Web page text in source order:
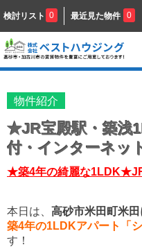
検討リスト 0 最近見た物件 0
物件紹介
★JR宝殿駅・築浅
付・インターネッ
★築4年の綺麗な
本日は、 高砂市米田町米田
築4年の1LDKアパート
「
す！